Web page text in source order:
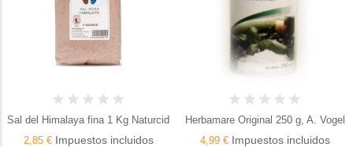
Sal del Himalaya fina 1 Kg Naturcid
2,85 €Impuestos incluidos
Herbamare Original 250 g, A. Vogel
4,99 €Impuestos incluidos